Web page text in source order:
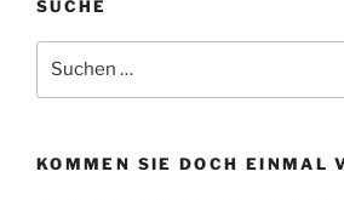
SUCHE
nach:
KOMMEN SIE DOCH EINMAL